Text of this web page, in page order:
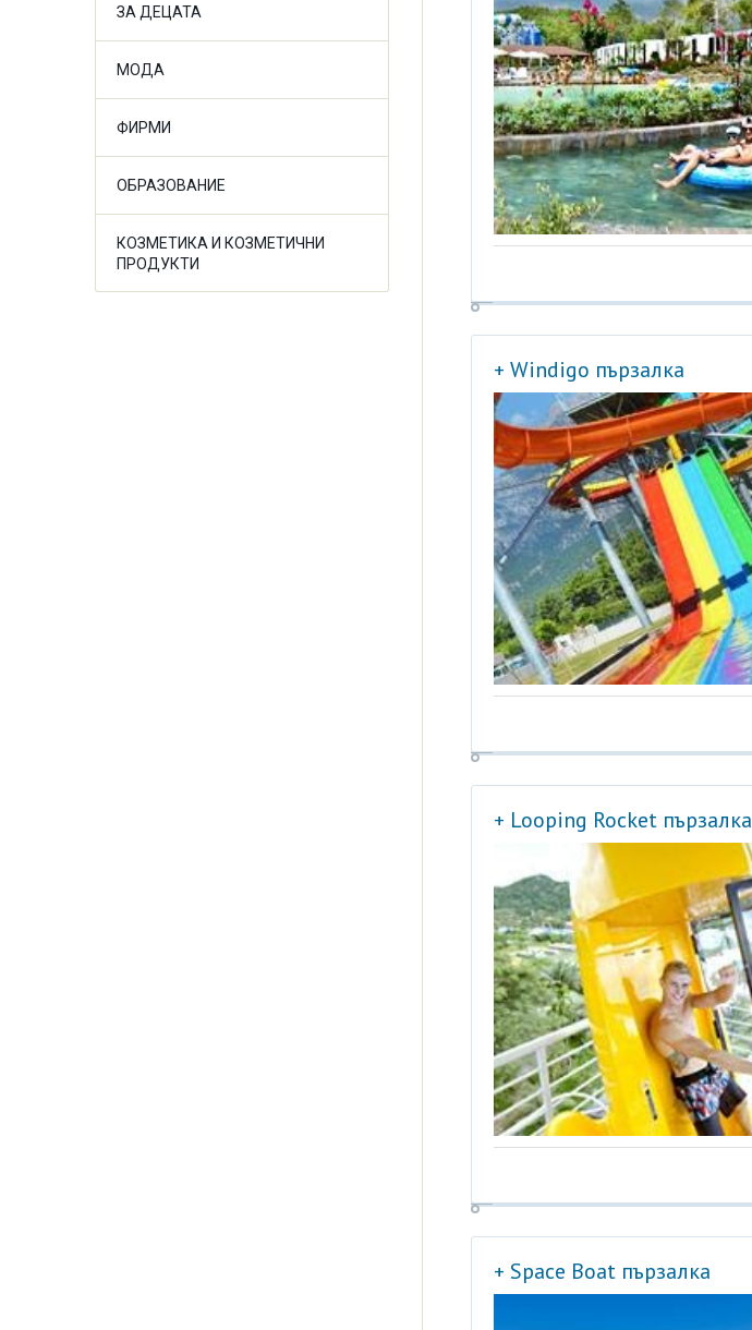
ЗА ДЕЦАТА
МОДА
ФИРМИ
ОБРАЗОВАНИЕ
КОЗМЕТИКА И КОЗМЕТИЧНИ
ПРОДУКТИ
+ Windigo пързалка
+ Looping Rocket пързалка
+ Space Boat пързалка